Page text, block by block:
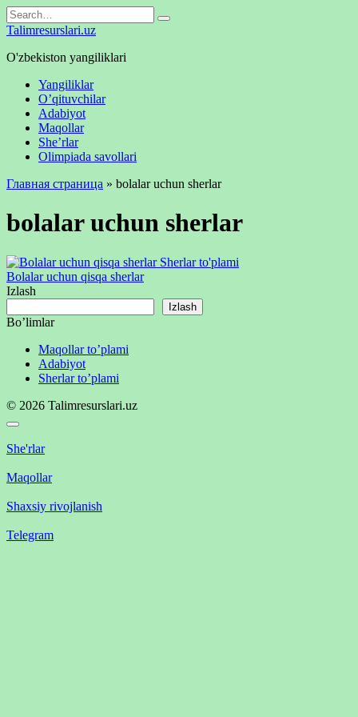
Skip
to
Search
for:
Talimresurslari.uz
O'zbekiston yangiliklari
Yangiliklar
O’qituvchilar
Adabiyot
Maqollar
She’rlar
Olimpiada savollari
Главная страница » bolalar uchun sherlar
bolalar uchun sherlar
Sherlar to'plami
Bolalar uchun qisqa sherlar
Izlash
Izlash
Bo’limlar
Maqollar to’plami
Adabiyot
Sherlar to’plami
© 2026 Talimresurslari.uz
She'rlar
Maqollar
Shaxsiy rivojlanish
Telegram